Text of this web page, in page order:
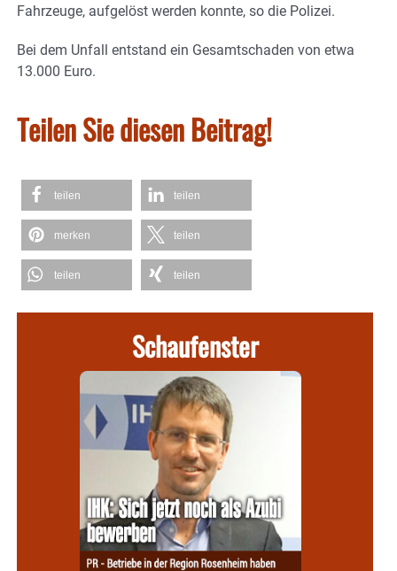
Fahrzeuge, aufgelöst werden konnte, so die Polizei.
Bei dem Unfall entstand ein Gesamtschaden von etwa
13.000 Euro.
Teilen Sie diesen Beitrag!
teilen teilen
merken teilen
teilen teilen
Schaufenster